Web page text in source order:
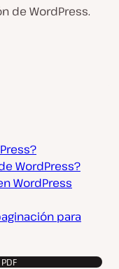
de WordPress.
WordPress?
WordPress
para